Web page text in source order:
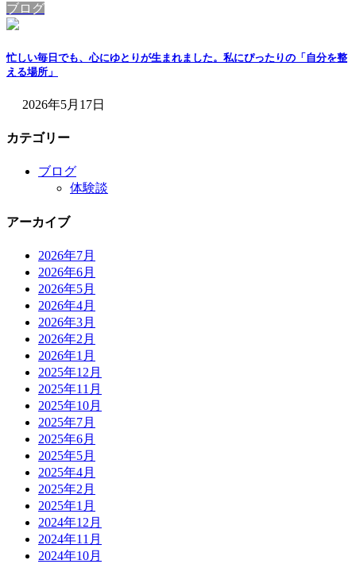
ブログ
忙しい毎日でも、心にゆとりが生まれました。私にぴったりの「自分を整
える場所」
2026年5月17日
カテゴリー
ブログ
体験談
アーカイブ
2026年7月
2026年6月
2026年5月
2026年4月
2026年3月
2026年2月
2026年1月
2025年12月
2025年11月
2025年10月
2025年7月
2025年6月
2025年5月
2025年4月
2025年2月
2025年1月
2024年12月
2024年11月
2024年10月